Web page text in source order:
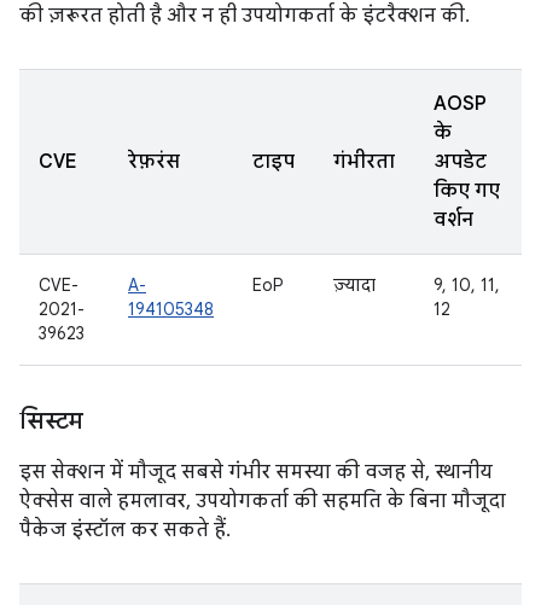
की ज़रूरत होती है और न ही उपयोगकर्ता के इंटरैक्शन की.
CVE रेफ़रंस टाइप गंभीरता
AOSP
के
अपडेट
किए गए
वर्शन
CVE-
2021-
39623
A-
194105348
EoP ज़्यादा
9, 10, 11,
12
सिस्टम
इस सेक्शन में मौजूद सबसे गंभीर समस्या की वजह से, स्थानीय
ऐक्सेस वाले हमलावर, उपयोगकर्ता की सहमति के बिना मौजूदा
पैकेज इंस्टॉल कर सकते हैं.